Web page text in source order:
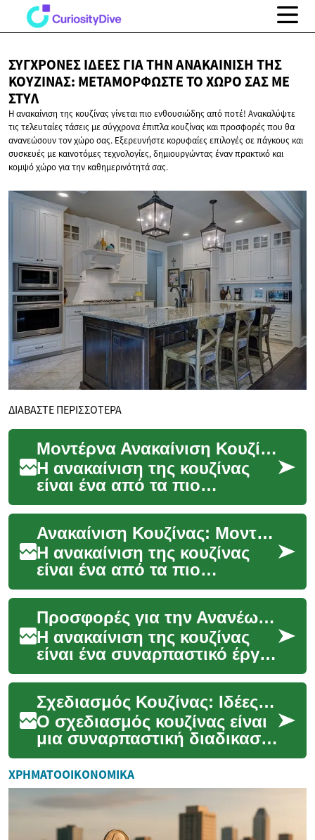
ΣΎΓΧΡΟΝΕΣ ΙΔΈΕΣ ΓΙΑ ΤΗΝ ΑΝΑΚΑΊΝΙΣΗ ΤΗΣ
ΚΟΥΖΊΝΑΣ: ΜΕΤΑΜΟΡΦΏΣΤΕ ΤΟ ΧΏΡΟ ΣΑΣΜΕ
ΣΤΥΛ
Η ανακαίνιση της κουζίνας γίνεται πιο ενθουσιώδης από ποτέ! Ανακαλύψτε
τις τελευταίες τάσεις με σύγχρονα έπιπλα κουζίνας και προσφορές που θα
ανανεώσουν τον χώρο σας. Εξερευνήστε κορυφαίες επιλογές σε πάγκους και
συσκευές με καινοτόμες τεχνολογίες, δημιουργώντας έναν πρακτικό και
κομψό χώρο για την καθημερινότητά σας.
ΔΙΑΒΑΣΤΕ ΠΕΡΙΣΣΟΤΕΡΑ
Μοντέρνα Ανακαίνιση Κουζίνας: Ιδέες και Συμβουλές για το Σπίτι σας
Η ανακαίνιση της κουζίνας
είναι ένα από τα πιο
συναρπαστικά έργα που
μπορείτε να αναλάβετε στο
σπίτι σας. Όχι μόνο μπ...
Ανακαίνιση Κουζίνας: Μοντέρνες Ιδέες για το Σπίτι σας
Η ανακαίνιση της κουζίνας
είναι ένα από τα πιο
συναρπαστικά έργα που
μπορείτε να αναλάβετε στο
σπίτι σας. Όχι μόνο μπ...
Προσφορές για την Ανανέωση της Κουζίνας σας: Οικονομικές Λύσεις και Ιδέες
Η ανακαίνιση της κουζίνας
είναι ένα συναρπαστικό έργο
που μπορεί να μεταμορφώσει
ολόκληρο το σπίτι σας.
Ωστόσο, το κό...
Σχεδιασμός Κουζίνας: Ιδέες και Συμβουλές για την Τέλεια Ανακαίνιση
Ο σχεδιασμός κουζίνας είναι
μια συναρπαστική διαδικασία
που μπορεί να μεταμορφώσει
τον πιο πολυσύχναστο χώρο
του σπιτ...
ΧΡΗΜΑΤΟΟΙΚΟΝΟΜΙΚΆ